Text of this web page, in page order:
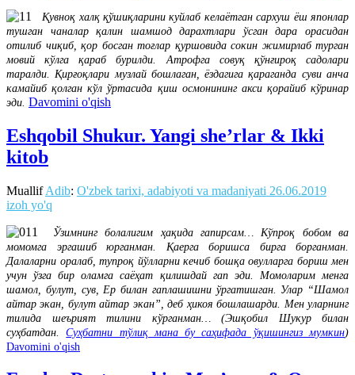
Қувноқ халқ қўшиқларини куйлаб келаётган сархуш ёш японлар
тушган чаналар қалин шамшод дарахтлари ўсган дара орасидан
отилиб чиқиб, қор босган тоғлар қуршовида сокин жимирлаб турган
мовий кўлга қараб бурилди. Атрофга совуқ қўнғироқ садолари
таралди. Қирғоқлари музлай бошлаган, ёздагига қараганда суви анча
камайиб қолган кўл ўртасида қиш осмонининг акси қорайиб кўринар
эди. Davomini o'qish
Eshqobil Shukur. Yangi she’rlar & Ikki
kitob
MuallifAdib: O'zbek tarixi, adabiyoti va madaniyati 26.06.2019
izoh yo'q
Ўзимнинг болалигим ҳақида гапирсам… Кўпроқ бобом ва
момомга эргашиб юрганман. Қаерга боришса бирга борганман.
Далаларни оралаб, тупроқ йўлларни кечиб бошқа овулларга бориш мен
учун ўзга бир оламга саёҳат қилишдай гап эди. Момоларим менга
шамол, булут, сув, Ер билан гаплашишни ўргатишган. Улар “Шамол
айтар экан, булут айтар экан”, деб ҳикоя бошлашарди. Мен уларнинг
тилида шеърият тилини кўрганман… (Эшқобил Шукур билан
суҳбатдан.Суҳбатни тўлиқ мана бу саҳифада ўқишингиз мумкин)
Davomini o'qish